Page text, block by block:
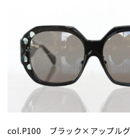
col.P100 ブラック×アップル